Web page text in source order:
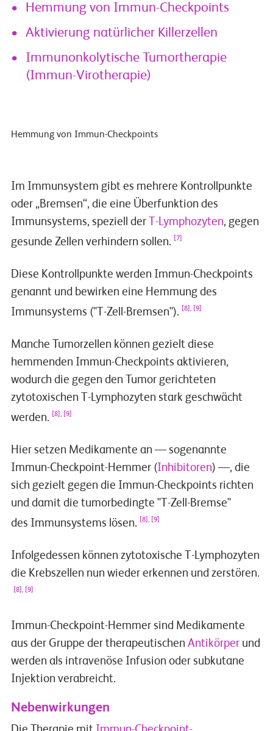
Hemmung von Immun-Checkpoints
Aktivierung natürlicher Killerzellen
Immunonkolytische Tumortherapie
(Immun-Virotherapie)
Hemmung von Immun-Checkpoints
Video
Im Immunsystem gibt es mehrere Kontrollpunkte
oder „Bremsen“, die eine Überfunktion des
Immunsystems, speziell der
T-Lymphozyten, gegen
gesunde Zellen verhindern sollen.
[7]
Diese Kontrollpunkte werden Immun-Checkpoints
genannt und bewirken eine Hemmung des
Immunsystems ("T-Zell-Bremsen").
[8], [9]
Manche Tumorzellen können gezielt diese
hemmenden Immun-Checkpoints aktivieren,
wodurch die gegen den Tumor gerichteten
zytotoxischen T-Lymphozyten stark geschwächt
werden.
[8], [9]
Hier setzen Medikamente an — sogenannte
Immun-Checkpoint-Hemmer (Inhibitoren) —, die
sich gezielt gegen die Immun-Checkpoints richten
und damit die tumorbedingte "T-Zell-Bremse"
des Immunsystems lösen.
[8], [9]
Infolgedessen können zytotoxische T-Lymphozyten
die Krebszellen nun wieder erkennen und zerstören.
[8], [9]
Immun-Checkpoint-Hemmer sind Medikamente
aus der Gruppe der therapeutischen Antikörperund
werden als intravenöse Infusion oder subkutane
Injektion verabreicht.
Nebenwirkungen